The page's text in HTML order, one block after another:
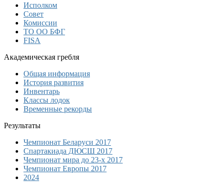
Исполком
Совет
Комиссии
ТО ОО БФГ
FISA
Академическая гребля
Общая информация
История развития
Инвентарь
Классы лодок
Временные рекорды
Результаты
Чемпионат Беларуси 2017
Спартакиада ДЮСШ 2017
Чемпионат мира до 23-х 2017
Чемпионат Европы 2017
2024